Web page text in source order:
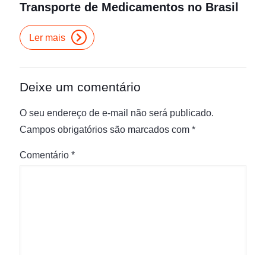
Transporte de Medicamentos no Brasil
Ler mais
Deixe um comentário
O seu endereço de e-mail não será publicado.
Campos obrigatórios são marcados com *
Comentário *